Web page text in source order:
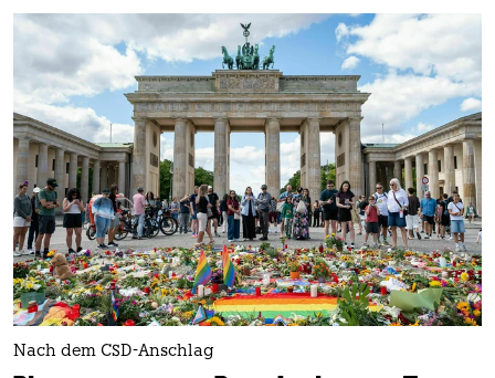
abo
genossenschaft
epaper login
Nach dem CSD-Anschlag